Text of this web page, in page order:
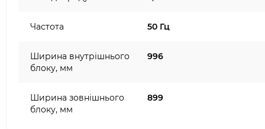
Частота 50 Гц
Ширина внутрішнього
блоку, мм
996
Ширина зовнішнього
блоку, мм
899